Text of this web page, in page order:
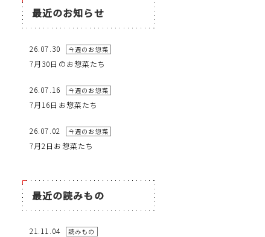
最近のお知らせ
26.07.30 今週のお惣菜
7月30日のお惣菜たち
26.07.16 今週のお惣菜
7月16日お惣菜たち
26.07.02 今週のお惣菜
7月2日お惣菜たち
最近の読みもの
21.11.04 読みもの